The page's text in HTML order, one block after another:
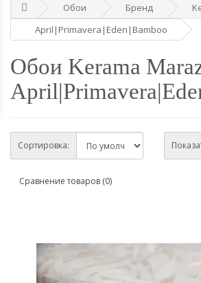
Обои Бренд
April|Primavera|Eden|Bamboo
Обои Kerama
Сортировка:
Сравнение товаров (0)